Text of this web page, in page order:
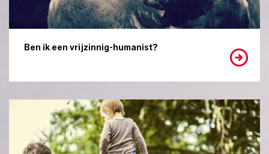
Ben ik een vrijzinnig-humanist?